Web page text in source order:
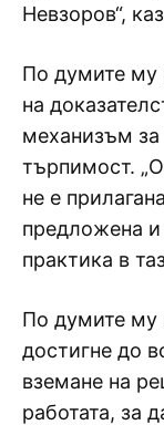
Невзоров“,
По думите му
на
механизъм за
търпимост.
не е
предложена и
практика в
По думите му
достигне до
вземане на
работата, за